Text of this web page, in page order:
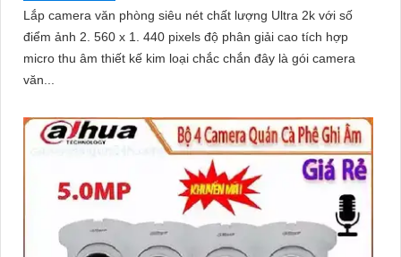
Lắp camera văn phòng siêu nét chất lượng Ultra 2k với số
điểm ảnh 2. 560 x 1. 440 pixels độ phân giải cao tích hợp
micro thu âm thiết kế kim loại chắc chắn đây là gói camera
văn...